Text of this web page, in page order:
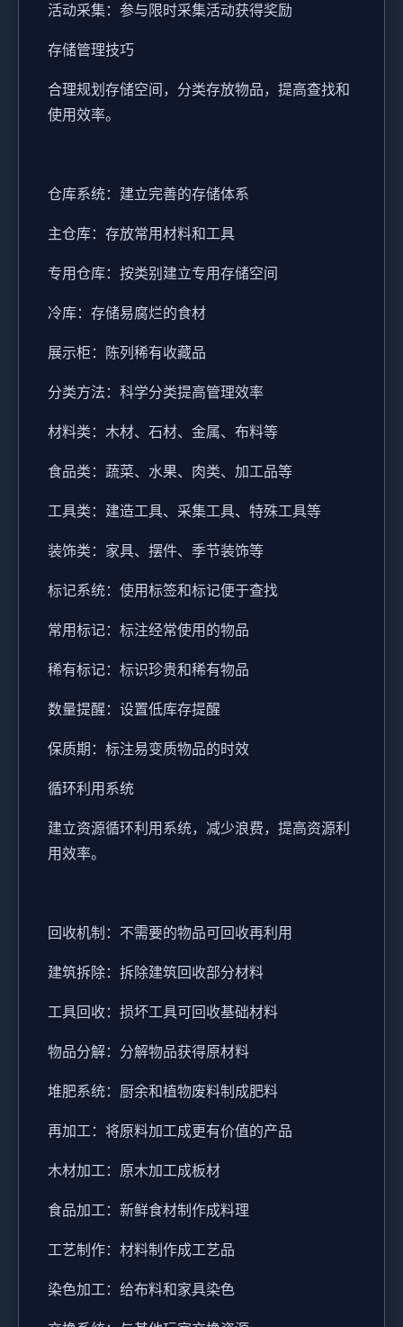
活动采集：参与限时采集活动获得奖励
存储管理技巧
合理规划存储空间，分类存放物品，提高查找和
使用效率。
仓库系统：建立完善的存储体系
主仓库：存放常用材料和工具
专用仓库：按类别建立专用存储空间
冷库：存储易腐烂的食材
展示柜：陈列稀有收藏品
分类方法：科学分类提高管理效率
材料类：木材、石材、金属、布料等
食品类：蔬菜、水果、肉类、加工品等
工具类：建造工具、采集工具、特殊工具等
装饰类：家具、摆件、季节装饰等
标记系统：使用标签和标记便于查找
常用标记：标注经常使用的物品
稀有标记：标识珍贵和稀有物品
数量提醒：设置低库存提醒
保质期：标注易变质物品的时效
循环利用系统
建立资源循环利用系统，减少浪费，提高资源利
用效率。
回收机制：不需要的物品可回收再利用
建筑拆除：拆除建筑回收部分材料
工具回收：损坏工具可回收基础材料
物品分解：分解物品获得原材料
堆肥系统：厨余和植物废料制成肥料
再加工：将原料加工成更有价值的产品
木材加工：原木加工成板材
食品加工：新鲜食材制作成料理
工艺制作：材料制作成工艺品
染色加工：给布料和家具染色